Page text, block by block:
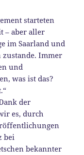
starteten
– aber aller
im Saarland und
Immer
und
was ist das?
der
es, durch
bei
bekannter